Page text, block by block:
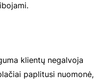
klientų negalvoja
paplitusi nuomonė,